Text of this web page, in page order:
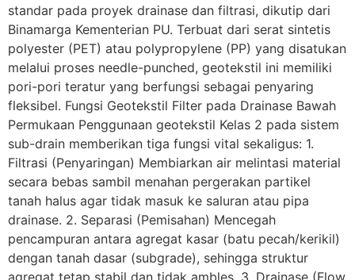
standar pada proyek drainase dan filtrasi, dikutip dari
Binamarga Kementerian PU. Terbuat dari serat sintetis
polyester (PET) atau polypropylene (PP) yang disatukan
melalui proses needle-punched, geotekstil ini memiliki
pori-pori teratur yang berfungsi sebagai penyaring
fleksibel. Fungsi Geotekstil Filter pada Drainase Bawah
Permukaan Penggunaan geotekstil Kelas 2 pada sistem
sub-drain memberikan tiga fungsi vital sekaligus: 1.
Filtrasi (Penyaringan) Membiarkan air melintasi material
secara bebas sambil menahan pergerakan partikel
tanah halus agar tidak masuk ke saluran atau pipa
drainase. 2. Separasi (Pemisahan) Mencegah
pencampuran antara agregat kasar (batu pecah/kerikil)
dengan tanah dasar (subgrade), sehingga struktur
agregat tetap stabil dan tidak ambles. 3. Drainase (Flow